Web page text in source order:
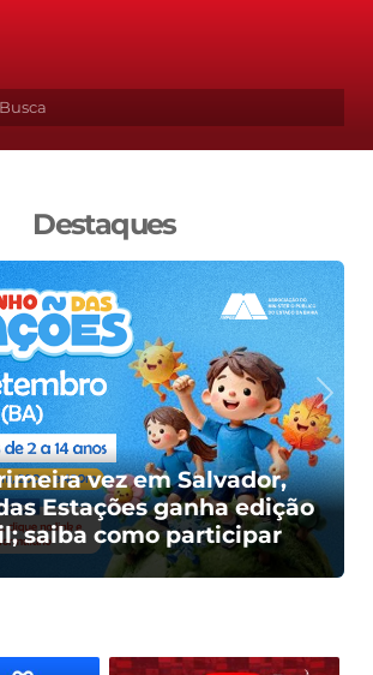
Destaques
vez em Salvador,
Estações ganha edição
saiba como participar